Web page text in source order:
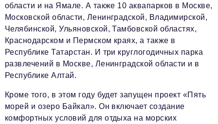
области и на Ямале. А также 10 аквапарков в Москве,
Московской области, Ленинградской, Владимирской,
Челябинской, Ульяновской, Тамбовской областях,
Краснодарском и Пермском краях, а также в
Республике Татарстан. И три круглогодичных парка
развлечений в Москве, Ленинградской области и в
Республике Алтай.
Кроме того, в этом году будет запущен проект «Пять
морей и озеро Байкал». Он включает создание
комфортных условий для отдыха на морских